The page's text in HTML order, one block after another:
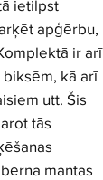
ietilpst
apģērbu,
ir arī
kā arī
utt. Šis
tās
mantas